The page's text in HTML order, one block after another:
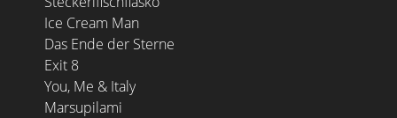
Ice Cream Man
Das Ende der Sterne
Exit 8
You, Me & Italy
Marsupilami